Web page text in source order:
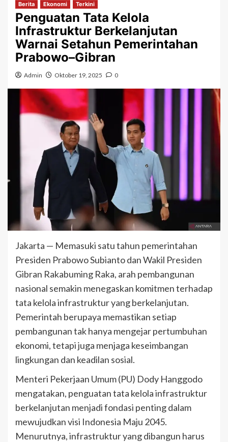
Berita Ekonomi Terkini
Penguatan Tata Kelola
Infrastruktur Berkelanjutan
Warnai Setahun Pemerintahan
Prabowo–Gibran
Admin Oktober 19, 2025 0
Jakarta — Memasuki satu tahun pemerintahan
Presiden Prabowo Subianto dan Wakil Presiden
Gibran Rakabuming Raka, arah pembangunan
nasional semakin menegaskan komitmen terhadap
tata kelola infrastruktur yang berkelanjutan.
Pemerintah berupaya memastikan setiap
pembangunan tak hanya mengejar pertumbuhan
ekonomi, tetapi juga menjaga keseimbangan
lingkungan dan keadilan sosial.
Menteri Pekerjaan Umum (PU) Dody Hanggodo
mengatakan, penguatan tata kelola infrastruktur
berkelanjutan menjadi fondasi penting dalam
mewujudkan visi Indonesia Maju 2045.
Menurutnya, infrastruktur yang dibangun harus